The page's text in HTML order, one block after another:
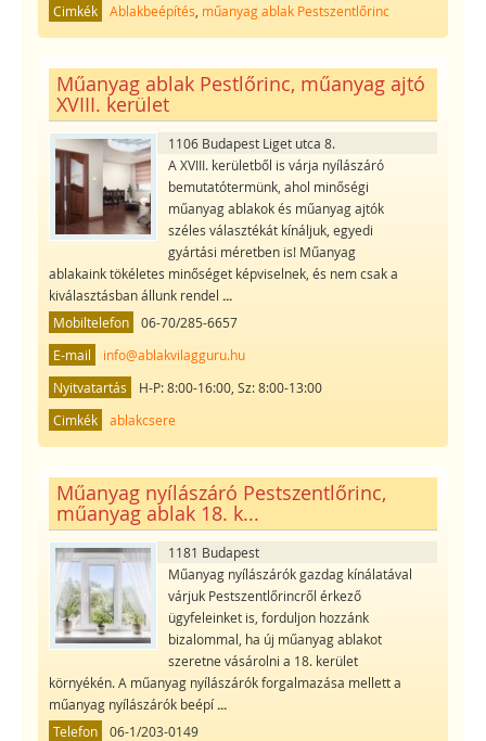
Cimkék
Ablakbeépítés műanyag ablak Pestszentlőrinc
Műanyag ablak Pestlőrinc, műanyag ajtó
XVIII. kerület
1106 Budapest Liget utca 8.
A XVIII. kerületből is várja nyílászáró
bemutatótermünk, ahol minőségi
műanyag ablakok és műanyag ajtók
széles választékát kínáljuk, egyedi
gyártási méretben is! Műanyag
ablakaink tökéletes minőséget képviselnek, és nem csak a
kiválasztásban állunk rendel ...
Mobiltelefon
06-70/285-6657
E-mail
info@ablakvilagguru.hu
Nyitvatartás
H-P: 8:00-16:00, Sz: 8:00-13:00
Cimkék
ablakcsere
Műanyag nyílászáró Pestszentlőrinc,
műanyag ablak 18. k...
1181 Budapest
Műanyag nyílászárók gazdag kínálatával
várjuk Pestszentlőrincről érkező
ügyfeleinket is, forduljon hozzánk
bizalommal, ha új műanyag ablakot
szeretne vásárolni a 18. kerület
környékén. A műanyag nyílászárók forgalmazása mellett a
műanyag nyílászárók beépí...
Telefon
06-1/203-0149